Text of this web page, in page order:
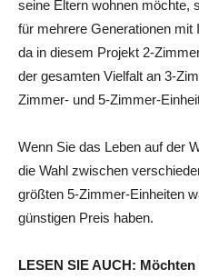
seine Eltern wohnen möchte,
für mehrere Generationen mit
da in diesem Projekt 2-
der gesamten Vielfalt an 3-
Zimmer- und 5-Zimmer-
Wenn Sie das Leben auf der
die Wahl zwischen
größten 5-Zimmer-Einheiten
günstigen Preis haben.
LESEN SIE AUCH: